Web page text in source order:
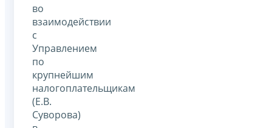
во
взаимодействии
с
Управлением
по
крупнейшим
налогоплательщикам
(Е.В.
Суворова)